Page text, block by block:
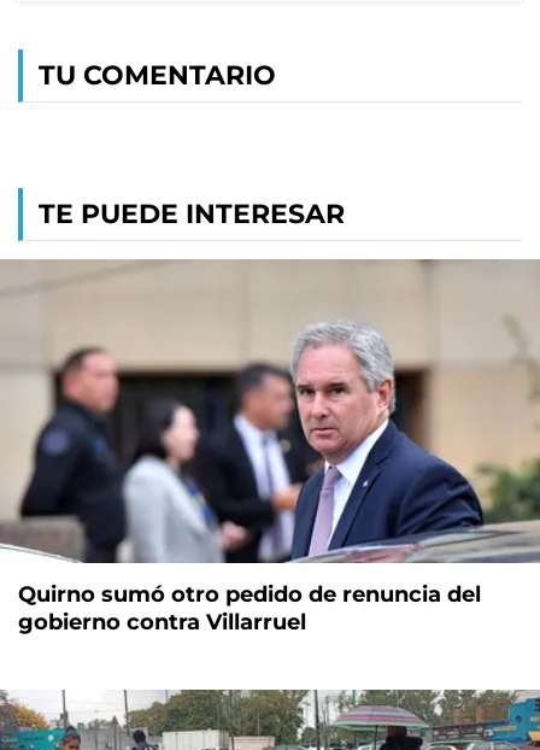
TU COMENTARIO
TE PUEDE INTERESAR
Quirno sumó otro pedido de renuncia del
gobierno contra Villarruel